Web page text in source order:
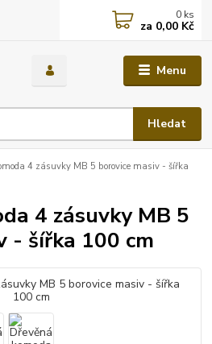
Menu
Hledat
0 ks
za 0,00 Kč
4 zásuvky MB 5 borovice masiv - šířka
4 zásuvky MB 5
- šířka 100 cm